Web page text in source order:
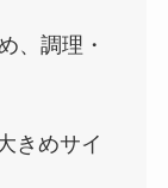
、調理・
きめサイ